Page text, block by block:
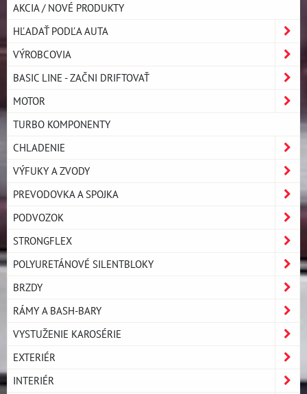
AKCIA / NOVÉ PRODUKTY
HĽADAŤ PODĽA AUTA
VÝROBCOVIA
BASIC LINE - ZAČNI DRIFTOVAŤ
MOTOR
TURBO KOMPONENTY
CHLADENIE
VÝFUKY A ZVODY
PREVODOVKA A SPOJKA
PODVOZOK
STRONGFLEX
POLYURETÁNOVÉ SILENTBLOKY
BRZDY
RÁMY A BASH-BARY
VYSTUŽENIE KAROSÉRIE
EXTERIÉR
INTERIÉR